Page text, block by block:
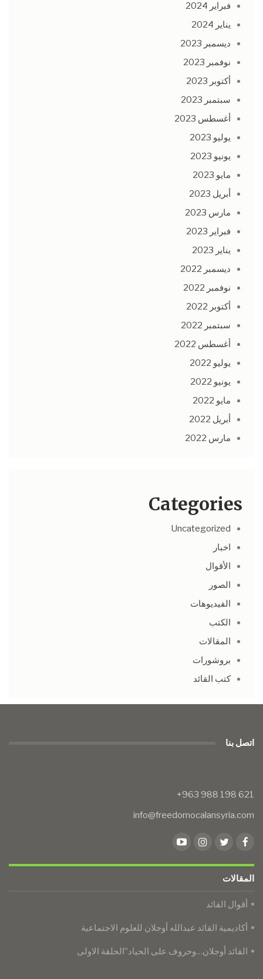
فبراير 2024
يناير 2024
ديسمبر 2023
نوفمبر 2023
أكتوبر 2023
سبتمبر 2023
أغسطس 2023
يوليو 2023
يونيو 2023
مايو 2023
أبريل 2023
مارس 2023
فبراير 2023
يناير 2023
ديسمبر 2022
نوفمبر 2022
أكتوبر 2022
سبتمبر 2022
أغسطس 2022
يوليو 2022
يونيو 2022
مايو 2022
أبريل 2022
مارس 2022
Categories
Uncategorized
اخبار
الأقوال
الصور
الفيديوهات
الكتب
المقالات
بروشورات
كتب القائد
اتصل بنا
info@freedomocalansyria.com
المقالات
أقوال القائد
أكاديمية القائد عبدالله أوجلان للعلوم الاجتماعية
القائد أوجلان…وحروف على الحياد”الحلقة الاولى